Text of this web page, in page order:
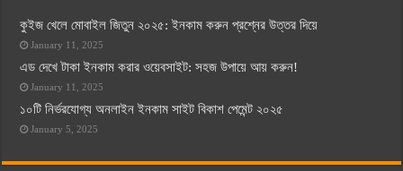
কুইজ খেলে মোবাইল জিতুন ২০২৫: ইনকাম করুন প্রশ্নের উত্তর দিয়ে
January 11, 2025
এড দেখে টাকা ইনকাম করার ওয়েবসাইট: সহজ উপায়ে আয় করুন!
January 11, 2025
১০টি নির্ভরযোগ্য অনলাইন ইনকাম সাইট বিকাশ পেমেন্ট ২০২৫
January 5, 2025